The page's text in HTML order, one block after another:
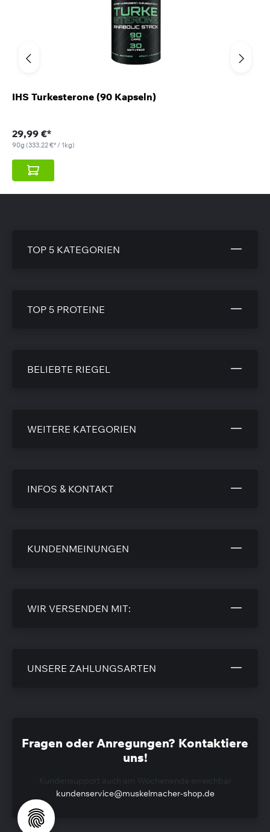
IHS Turkesterone (90 Kapseln)
29,99 €*
90g (333,22 €* / 1kg)
TOP 5 KATEGORIEN
TOP 5 PROTEINE
BELIEBTE RIEGEL
WEITERE KATEGORIEN
INFOS & KONTAKT
KUNDENMEINUNGEN
WIR VERSENDEN MIT:
UNSERE ZAHLUNGSARTEN
Fragen oder Anregungen? Kontaktiere
uns!
Kundensupport auch am Wochenende erreichbar
kundenservice@muskelmacher-shop.de